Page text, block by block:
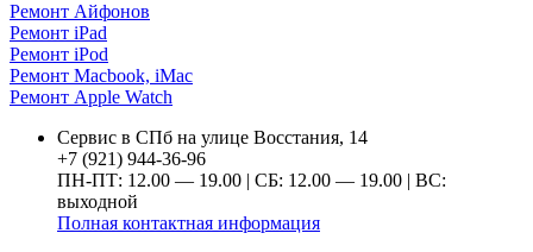
Ремонт Айфонов
Ремонт iPad
Ремонт iPod
Ремонт Macbook, iMac
Ремонт Apple Watch
Сервис в СПб на улице Восстания, 14
+7 (921) 944-36-96
ПН-ПТ: 12.00 — 19.00 | СБ: 12.00 — 19.00 | ВС:
выходной
Полная контактная информация